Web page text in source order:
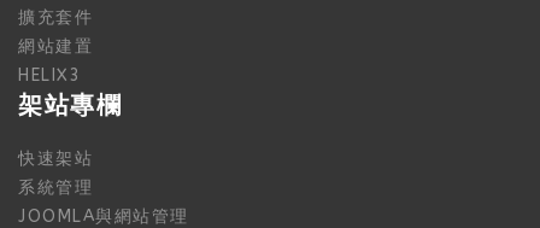
擴充套件
網站建置
HELIX3
架站專欄
快速架站
系統管理
JOOMLA與網站管理